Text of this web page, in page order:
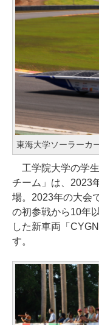
東海大学ソーラーカ
工学院大学の学
チーム」は、2023
場。2023年の大会
の初参戦から10年
した新車両「
す。